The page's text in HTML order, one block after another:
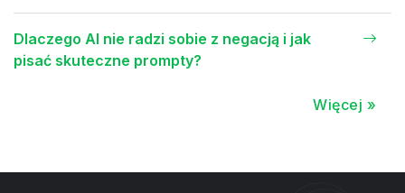
Dlaczego AI nie radzi sobie z negacją i jak
pisać skuteczne prompty?
Więcej »